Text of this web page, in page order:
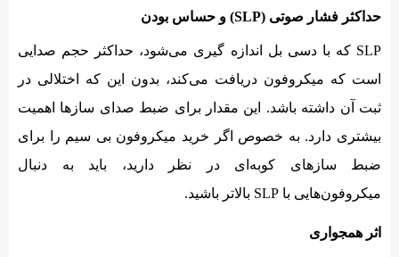
حداکثر فشار صوتی (SLP) و حساس بودن
SLP که با دسی بل اندازه گیری می‌شود، حداکثر حجم صدایی
است که میکروفون دریافت می‌کند، بدون این که اختلالی در
ثبت آن داشته باشد. این مقدار برای ضبط صدای سازها اهمیت
بیشتری دارد. به خصوص اگر خرید میکروفون بی سیم را برای
ضبط سازهای کوبه‌‌ای در نظر دارید، باید به دنبال
میکروفون‌هایی با SLP بالاتر باشید.
اثر همجواری